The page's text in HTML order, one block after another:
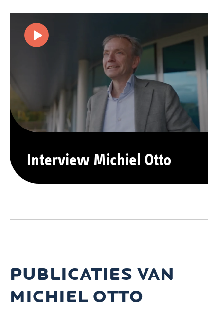
Interview Michiel Otto
PUBLICATIES VAN
MICHIEL OTTO